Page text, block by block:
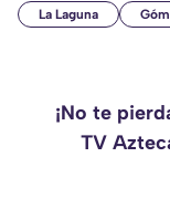
La Laguna
¡No te
TV